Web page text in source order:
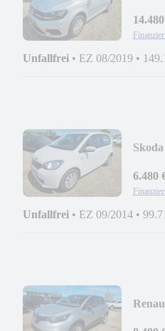
Unfallfrei • EZ 08/2019 •
6.480
Unfallfrei • EZ 09/2014 •